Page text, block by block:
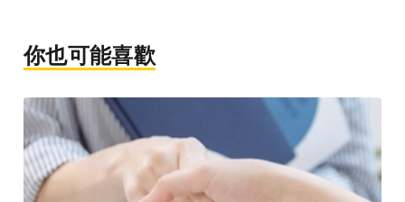
你也可能喜歡